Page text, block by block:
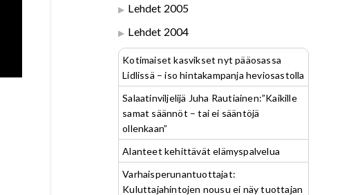
Lehdet 2005
Lehdet 2004
Kotimaiset kasvikset nyt pääosassa
Lidlissä – iso hintakampanja heviosastolla
Salaatinviljelijä Juha Rautiainen:”Kaikille
samat säännöt – tai ei sääntöjä
ollenkaan”
Alanteet kehittävät elämyspalvelua
Varhaisperunantuottajat:
Kuluttajahintojen nousu ei näy tuottajan